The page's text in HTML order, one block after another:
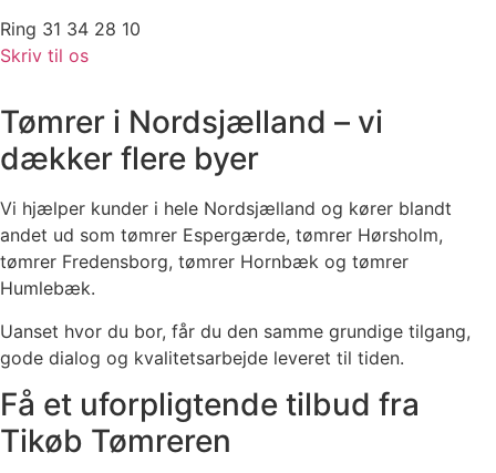
Ring 31 34 28 10
Skriv til os
Tømrer i Nordsjælland – vi
dækker flere byer
Vi hjælper kunder i hele Nordsjælland og kører blandt
andet ud som tømrer Espergærde, tømrer Hørsholm,
tømrer Fredensborg, tømrer Hornbæk og tømrer
Humlebæk.
Uanset hvor du bor, får du den samme grundige tilgang,
gode dialog og kvalitetsarbejde leveret til tiden.
Få et uforpligtende tilbud fra
Tikøb Tømreren